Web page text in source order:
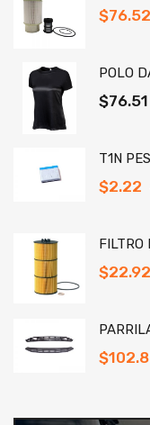
$76.52
POLO
$76.51
T1N
$2.22
FILTRO
$22.92
$